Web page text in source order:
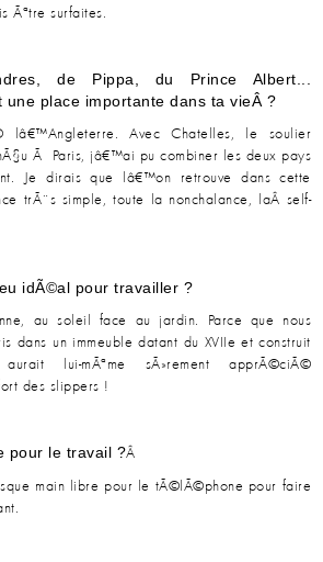
Ãªtre surfaites.
de Pippa, du Prince Albert...
place importante dans ta vieÂ ?
lâ€™Angleterre. Avec Chatelles, le soulier
Ã Paris, jâ€™ai pu combiner les deux pays
Je dirais que lâ€™on retrouve dans cette
trÃ¨s simple, toute la nonchalance, laÂ self-
idÃ©al pour travailler ?
au soleil face au jardin. Parce que nous
dans un immeuble datant du XVIIe et construit
lui-mÃªme sÃ»rement apprÃ©ciÃ©
des slippers !
pour le travail ?Â
main libre pour le tÃ©lÃ©phone pour faire